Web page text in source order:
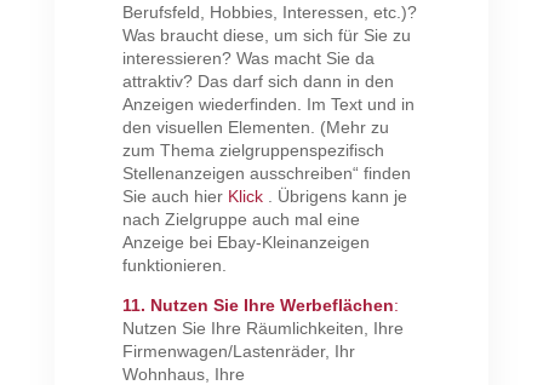
Berufsfeld, Hobbies, Interessen, etc.)?
Was braucht diese, um sich für Sie zu
interessieren? Was macht Sie da
attraktiv? Das darf sich dann in den
Anzeigen wiederfinden. Im Text und in
den visuellen Elementen. (Mehr zu
zum Thema zielgruppenspezifisch
Stellenanzeigen ausschreiben“ finden
Sie auch hier Klick. Übrigens kann je
nach Zielgruppe auch mal eine
Anzeige bei Ebay-Kleinanzeigen
funktionieren.
11. Nutzen Sie Ihre Werbeflächen:
Nutzen Sie Ihre Räumlichkeiten, Ihre
Firmenwagen/Lastenräder, Ihr
Wohnhaus, Ihre